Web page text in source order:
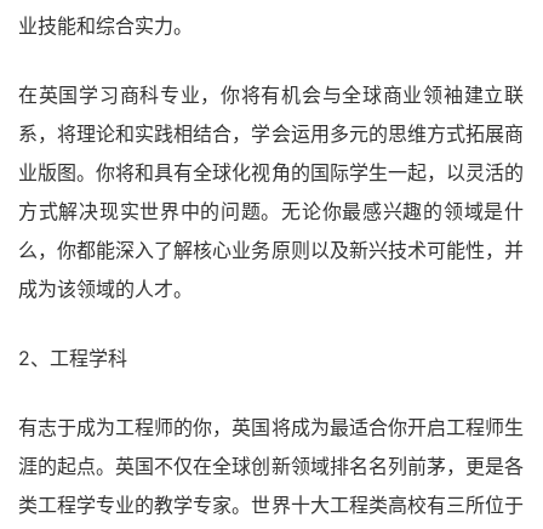
业技能和综合实力。
在英国学习商科专业，你将有机会与全球商业领袖建立联
系，将理论和实践相结合，学会运用多元的思维方式拓展商
业版图。你将和具有全球化视角的国际学生一起，以灵活的
方式解决现实世界中的问题。无论你最感兴趣的领域是什
么，你都能深入了解核心业务原则以及新兴技术可能性，并
成为该领域的人才。
2、工程学科
有志于成为工程师的你，英国将成为最适合你开启工程师生
涯的起点。英国不仅在全球创新领域排名名列前茅，更是各
类工程学专业的教学专家。世界十大工程类高校有三所位于